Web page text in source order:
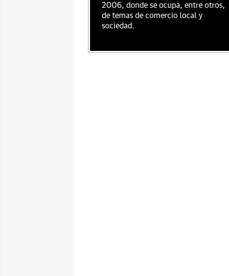
2006, donde se ocupa, entre otros,
de temas de comercio local y
sociedad.